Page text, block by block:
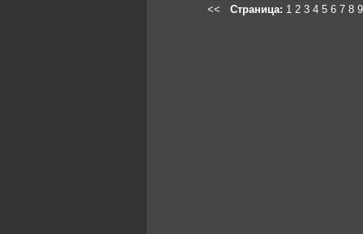
<< Страница: 1 2 3 4 5 6 7 8 9